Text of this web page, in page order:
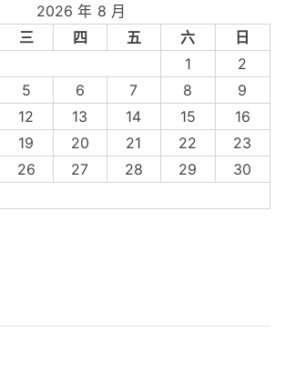
r
c
h
f
o
r
:
2026 年 8 月
三 四 五 六
日
1
2
5 6 7 8
9
12 13 14 15
16
19 20 21 22
23
26 27 28 29
30